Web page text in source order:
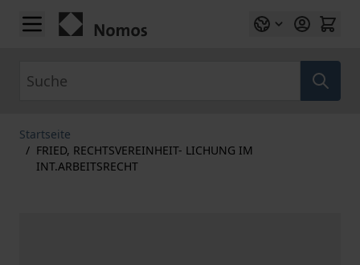
Zum Inhalt springen
Startseite
/ FRIED, RECHTSVEREINHEIT- LICHUNG IM
INT.ARBEITSRECHT